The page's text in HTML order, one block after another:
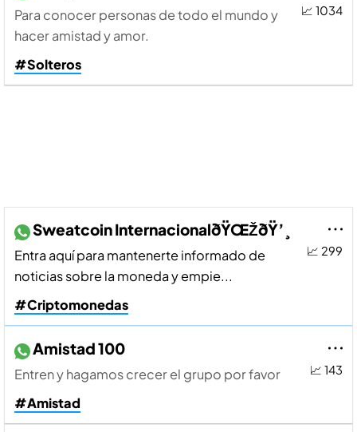
📈 1034
Para conocer personas de todo el mundo y
hacer amistad y amor.
#Solteros
📈 299
Sweatcoin InternacionalðŸŒŽðŸ’¸
Entra aquí­ para mantenerte informado de
noticias sobre la moneda y empie...
#Criptomonedas
📈 143
Amistad 100
Entren y hagamos crecer el grupo por favor
#Amistad